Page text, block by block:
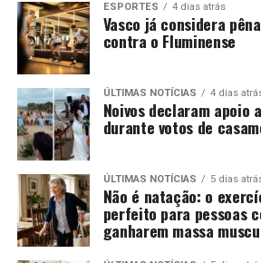
ESPORTES 4 dias atrás
Vasco já considera
contra o Fluminense
ÚLTIMAS NOTÍCIAS 4 dias
Noivos declaram apoio
durante votos de
ÚLTIMAS NOTÍCIAS 5 dias
Não é natação: o
perfeito para pessoas
ganharem massa